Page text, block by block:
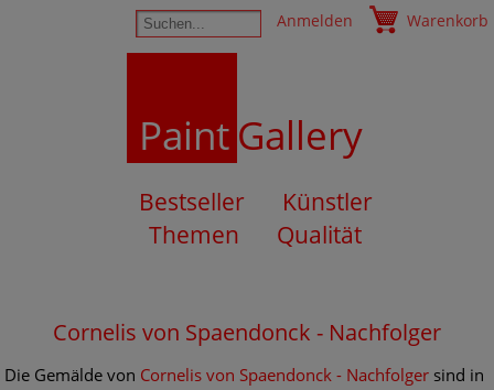
Anmelden Warenkorb
PaintGallery
Bestseller
Künstler
Themen
Qualität
Cornelis von Spaendonck - Nachfolger
Die Gemälde von Cornelis von Spaendonck - Nachfolger sind in